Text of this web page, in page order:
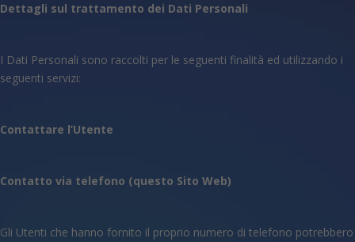
Dettagli sul trattamento dei Dati Personali
I Dati Personali sono raccolti per le seguenti finalità ed utilizzando i
seguenti servizi:
Contattare l’Utente
Contatto via telefono (questo Sito Web)
Gli Utenti che hanno fornito il proprio numero di telefono potrebbero